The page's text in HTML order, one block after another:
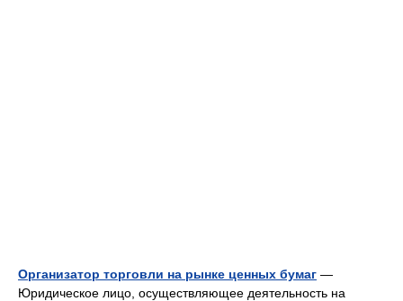
Организатор торговли на рынке ценных бумаг —
Юридическое лицо, осуществляющее деятельность на